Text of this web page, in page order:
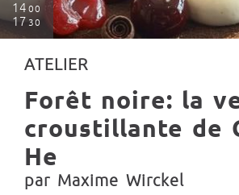
14 00
17 30
ATELIER
Forêt noire: la
croustillante de
He
par Maxime Wirckel